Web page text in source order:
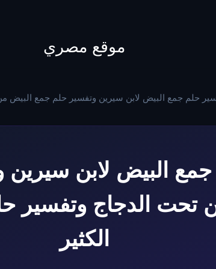
موقع مصري
حلم جمع البيض لابن سيرين وتفسير حلم جمع البيض
البيض لابن
تحت الدجاج وتفسير
الكثير